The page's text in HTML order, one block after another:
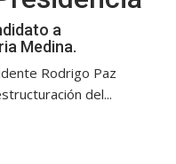
a
Medina.
Rodrigo Paz
del...